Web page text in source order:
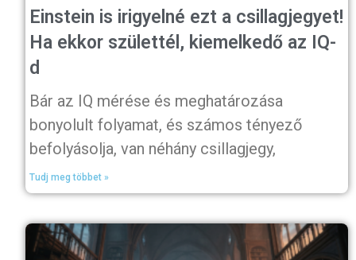
Einstein is irigyelné ezt a csillagjegyet!
Ha ekkor születtél, kiemelkedő az IQ-
d
Bár az IQ mérése és meghatározása
bonyolult folyamat, és számos tényező
befolyásolja, van néhány csillagjegy,
Tudj meg többet »